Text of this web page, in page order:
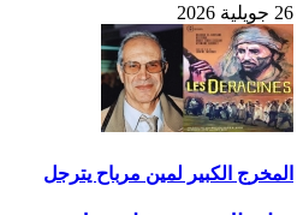
26 جويلية 2026
المخرج الكبير لمين مرباح يترجل